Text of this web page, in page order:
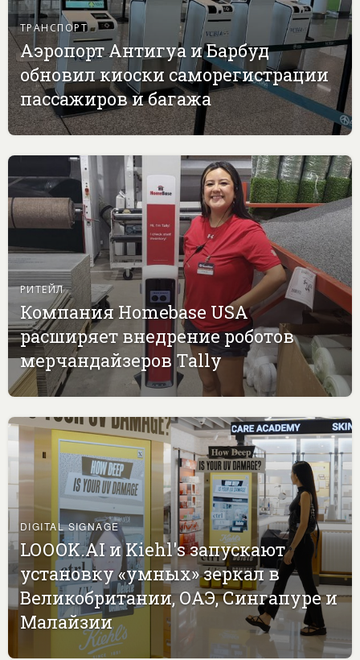
ТРАНСПОРТ
Аэропорт Антигуа и Барбуд
обновил киоски саморегистрации
пассажиров и багажа
РИТЕЙЛ
Компания Homebase USA
расширяет внедрение роботов
мерчандайзеров Tally
DIGITAL SIGNAGE
LOOOK.AI и Kiehl's запускают
установку «умных» зеркал в
Великобритании, ОАЭ, Сингапуре и
Малайзии